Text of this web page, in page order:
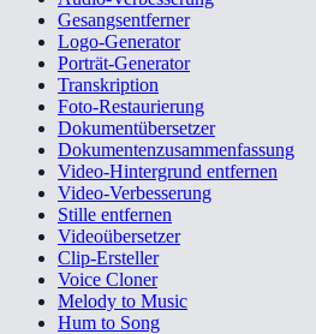
Gesangsentferner
Logo-Generator
Porträt-Generator
Transkription
Foto-Restaurierung
Dokumentübersetzer
Dokumentenzusammenfassung
Video-Hintergrund entfernen
Video-Verbesserung
Stille entfernen
Videoübersetzer
Clip-Ersteller
Voice Cloner
Melody to Music
Hum to Song